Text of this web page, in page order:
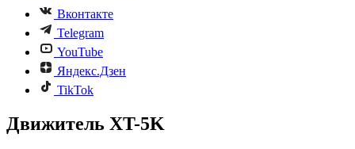
Вконтакте
Telegram
YouTube
Яндекс.Дзен
TikTok
Движитель XT-5K